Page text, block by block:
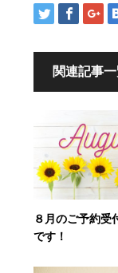
関連記事
８月のご予約受
です！